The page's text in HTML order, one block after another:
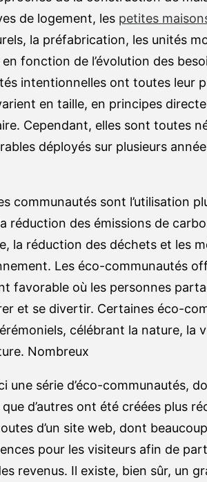
de logement, les petites
la préfabrication, les unités
fonction de l’évolution des
intentionnelles ont toutes leur
en taille, en principes
Cependant, elles sont toutes
déployés sur plusieurs
communautés sont l’utilisation
réduction des émissions de
la réduction des déchets et les
Les éco-communautés
favorable où les personnes
et se divertir. Certaines éco-
célébrant la nature, la
Nombreux
une série d’éco-communautés,
d’autres ont été créées plus
d’un site web, dont
pour les visiteurs afin de
revenus. Il existe, bien sûr, un